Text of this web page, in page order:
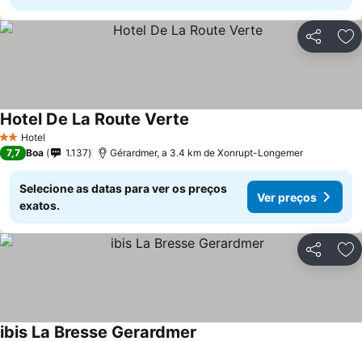
Partilhar
2 Estrelas
Hotel
Hotel De La Route Verte
7,7 Boa 1.137 Gérardmer, a 3.4 km de Xonrupt-Longemer
Selecione as datas para ver os preços
exatos.
Ver preços
Partilhar
ibis La Bresse Gerardmer